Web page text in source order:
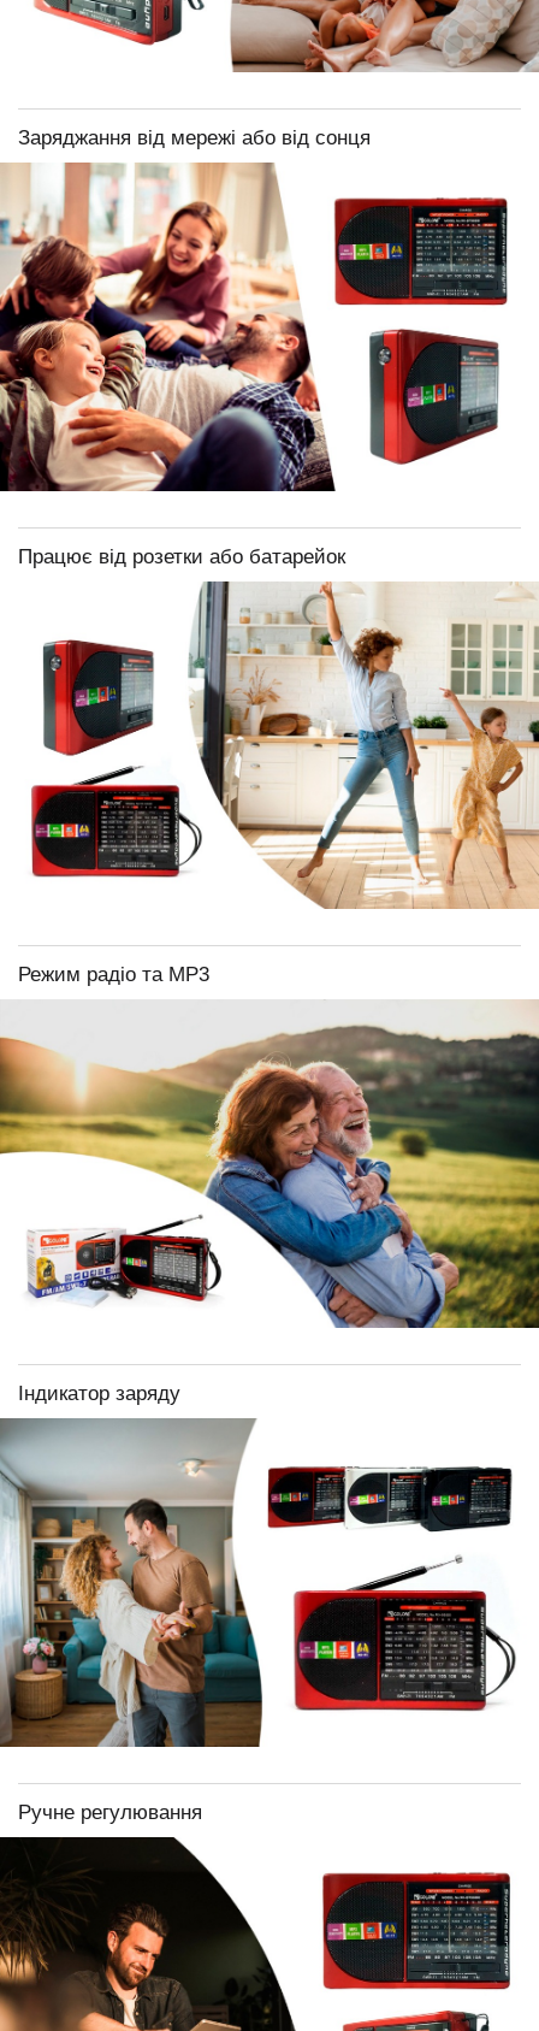
Заряджання від мережі або від сонця
Працює від розетки або батарейок
Режим радіо та МР3
Індикатор заряду
Ручне регулювання